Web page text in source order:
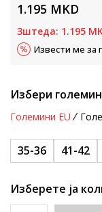
1.195 MKD
Зштеда: 1.195
Извести ме за
Избери
Големини EU
35-36 41-42
Изберете ја